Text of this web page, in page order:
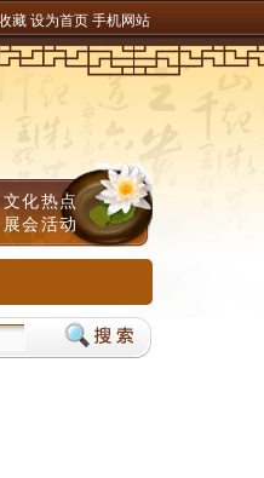
藏 设为首页 手机网站
文化热点
展会活动
？DHA补脑品牌严选榜单，神经酸磷